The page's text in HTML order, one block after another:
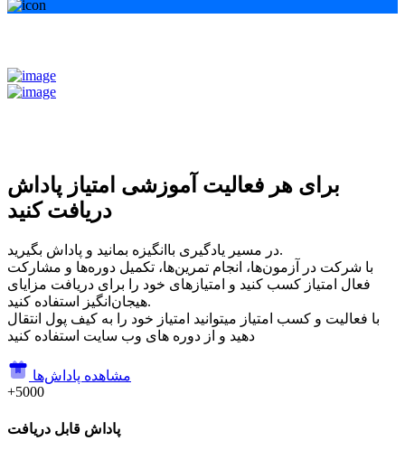
برای هر فعالیت آموزشی امتیاز پاداش
دریافت کنید
در مسیر یادگیری باانگیزه بمانید و پاداش بگیرید.
با شرکت در آزمون‌ها، انجام تمرین‌ها، تکمیل دوره‌ها و مشارکت
فعال امتیاز کسب کنید و امتیازهای خود را برای دریافت مزایای
هیجان‌انگیز استفاده کنید.
با فعالیت و کسب امتیاز میتوانید امتیاز خود را به کیف پول انتقال
دهید و از دوره های وب سایت استفاده کنید
مشاهده پاداش‌ها
+5000
پاداش قابل دریافت